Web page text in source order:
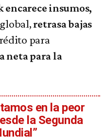
encarece insumos,
global, retrasa bajas
para
neta para la
en la peor
la Segunda